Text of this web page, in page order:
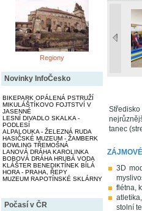
Regiony
Novinky InfoČesko
BIKEPARK OPÁLENÁ PSTRUŽÍ
MIKULÁŠTÍKOVO FOJTSTVÍ V
JASENNÉ
LESNÍ DIVADLO SKALKA -
PODLESÍ
ALPALOUKA - ŽELEZNÁ RUDA
HASIČSKÉ MUZEUM - ŽAMBERK
BOWLING TŘEMOŠNÁ
LANOVÁ DRÁHA KAROLINKA
BOBOVÁ DRÁHA HRUBÁ VODA
KLÁŠTER BENEDIKTÍNEK BÍLÁ
HORA - PRAHA, ŘEPY
MUZEUM RAPOTÍNSKÉ SKLÁRNY
Počasí v ČR
tanec
3D
flétna,
stolní